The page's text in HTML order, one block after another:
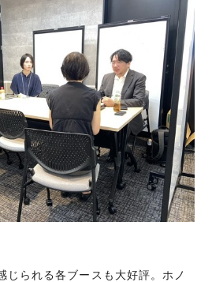
じられる各ブースも大好評。ホノ